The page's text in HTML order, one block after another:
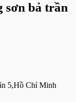
sơn bả trần
5,Hồ Chí Minh